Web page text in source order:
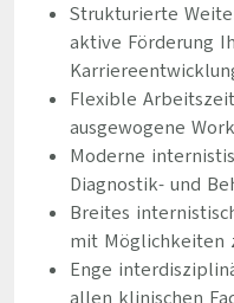
Strukturierte
aktive Förderung
Flexible
ausgewogene
Moderne
Diagnostik- und
Breites
mit Möglichkeiten
Enge